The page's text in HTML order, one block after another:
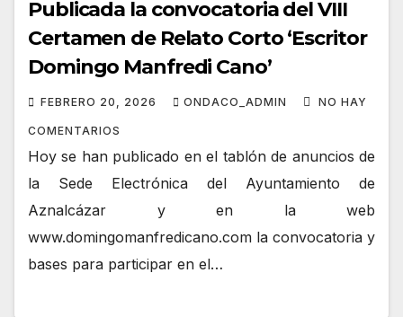
Publicada la convocatoria del VIII
Certamen de Relato Corto ‘Escritor
Domingo Manfredi Cano’
FEBRERO 20, 2026 ONDACO_ADMIN NO HAY
COMENTARIOS
Hoy se han publicado en el tablón de anuncios de
la Sede Electrónica del Ayuntamiento de
Aznalcázar y en la web
www.domingomanfredicano.com la convocatoria y
bases para participar en el…